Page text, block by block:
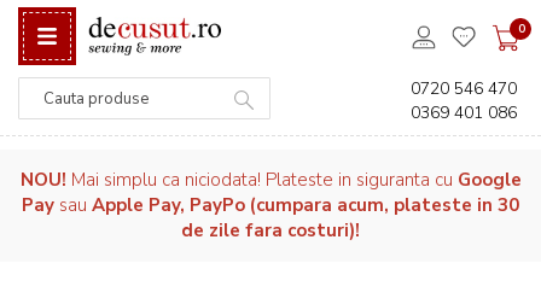
0
0720 546 470
0369 401 086
NOU! Mai simplu ca niciodata! Plateste in siguranta cu Google
Pay sau Apple Pay, PayPo (cumpara acum, plateste in 30
de zile fara costuri)!